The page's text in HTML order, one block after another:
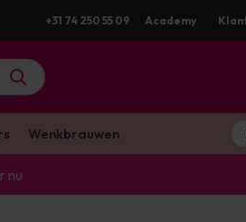
verstuurd
+31 74 250 55 09 Academy
Wenkbrauwen
nu